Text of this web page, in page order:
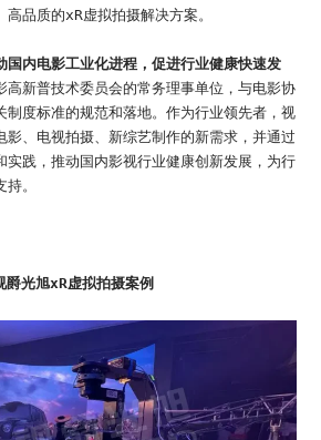
品质的xR虚拟拍摄解决方案。
国内电影工业化进程，促进行业健康快速发
高新普技术委员会的常务理事单位，与电影协
制度标准的规范和落地。作为行业领先者，视
影、电视拍摄、新综艺制作的新需求，并通过
实践，推动国内影视行业健康创新发展，为行
。
爵光旭xR虚拟拍摄案例